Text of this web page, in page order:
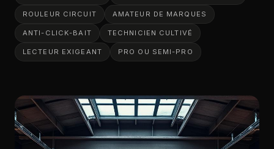
ROULEUR CIRCUIT AMATEUR DE MARQUES
ANTI-CLICK-BAIT TECHNICIEN CULTIVÉ
LECTEUR EXIGEANT PRO OU SEMI-PRO